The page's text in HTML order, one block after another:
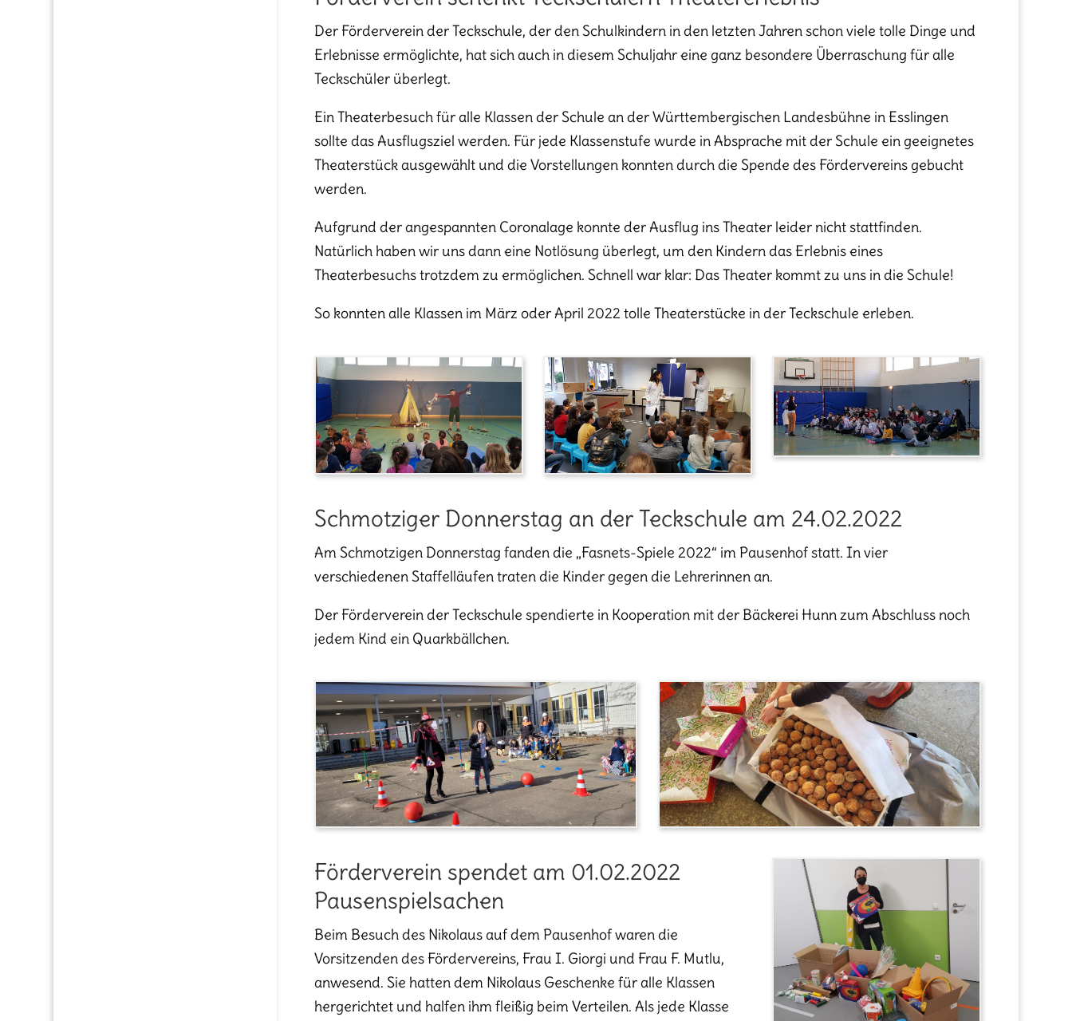
Der Förderverein der Teckschule, der den Schulkindern in den letzten Jahren schon viele tolle Dinge und
Erlebnisse ermöglichte, hat sich auch in diesem Schuljahr eine ganz besondere Überraschung für alle
Teckschüler überlegt.
Ein Theaterbesuch für alle Klassen der Schule an der Württembergischen Landesbühne in Esslingen
sollte das Ausflugsziel werden. Für jede Klassenstufe wurde in Absprache mit der Schule ein geeignetes
Theaterstück ausgewählt und die Vorstellungen konnten durch die Spende des Fördervereins gebucht
werden.
Aufgrund der angespannten Coronalage konnte der Ausflug ins Theater leider nicht stattfinden.
Natürlich haben wir uns dann eine Notlösung überlegt, um den Kindern das Erlebnis eines
Theaterbesuchs trotzdem zu ermöglichen. Schnell war klar: Das Theater kommt zu uns in die Schule!
So konnten alle Klassen im März oder April 2022 tolle Theaterstücke in der Teckschule erleben.
Schmotziger Donnerstag an der Teckschule am 24.02.2022
Am Schmotzigen Donnerstag fanden die „Fasnets-Spiele 2022“ im Pausenhof statt. In vier
verschiedenen Staffelläufen traten die Kinder gegen die Lehrerinnen an.
Der Förderverein der Teckschule spendierte in Kooperation mit der Bäckerei Hunn zum Abschluss noch
jedem Kind ein Quarkbällchen.
Förderverein spendet am 01.02.2022
Pausenspielsachen
Beim Besuch des Nikolaus auf dem Pausenhof waren die
Vorsitzenden des Fördervereins, Frau I. Giorgi und Frau F. Mutlu,
anwesend. Sie hatten dem Nikolaus Geschenke für alle Klassen
hergerichtet und halfen ihm fleißig beim Verteilen. Als jede Klasse